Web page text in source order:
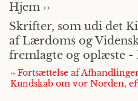
Hjem ››
Skrifter, som udi det
af Lærdoms og
fremlagte og oplæste -
›› Fortsættelse af
Kundskab om vor Norden,